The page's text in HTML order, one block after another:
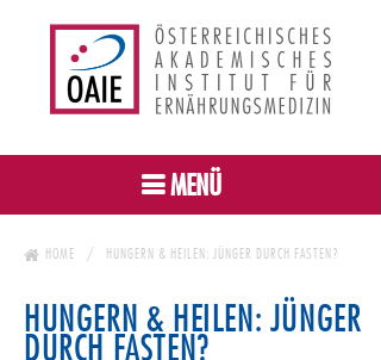
MENÜ
HOME HUNGERN & HEILEN: JÜNGER DURCH FASTEN?
HUNGERN & HEILEN: JÜNGER
DURCH FASTEN?